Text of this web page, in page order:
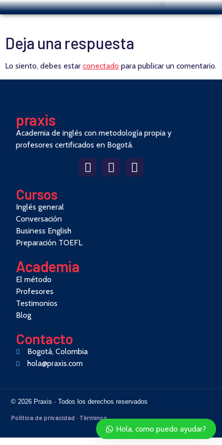
Deja una respuesta
Lo siento, debes estar conectado para publicar un comentario.
praxis
Academia de inglés con metodología propia y
profesores certificados en Bogotá.
Cursos
Inglés general
Conversación
Business English
Preparación TOEFL
Academia
El método
Profesores
Testimonios
Blog
Contacto
Bogotá, Colombia
hola@praxis.com
© 2026 Praxis · Todos los derechos reservados
Política de privacidad · Términos
Hola, como puedo ayudar?